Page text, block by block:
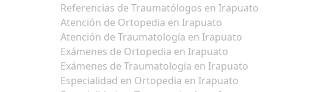
Referencias de Traumatólogos en Irapuato
Atención de Ortopedia en Irapuato
Atención de Traumatología en Irapuato
Exámenes de Ortopedia en Irapuato
Exámenes de Traumatología en Irapuato
Especialidad en Ortopedia en Irapuato